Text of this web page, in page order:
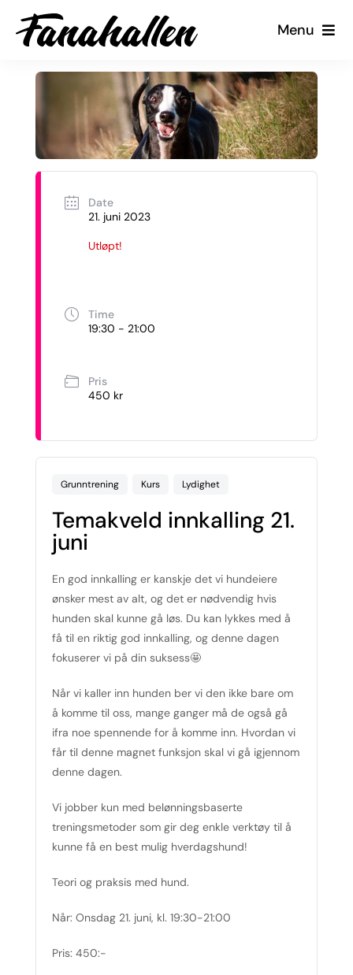
Skip
Menu
Tjenester
Arrangementer
Kalender
Kontakt oss
Date
21. juni 2023
Utløpt!
Time
19:30 - 21:00
Pris
450 kr
Grunntrening Kurs Lydighet
Temakveld innkalling 21.
juni
En god innkalling er kanskje det vi hundeiere
ønsker mest av alt, og det er nødvendig hvis
hunden skal kunne gå løs. Du kan lykkes med å
få til en riktig god innkalling, og denne dagen
fokuserer vi på din suksess🤩
Når vi kaller inn hunden ber vi den ikke bare om
å komme til oss, mange ganger må de også gå
ifra noe spennende for å komme inn. Hvordan vi
får til denne magnet funksjon skal vi gå igjennom
denne dagen.
Vi jobber kun med belønningsbaserte
treningsmetoder som gir deg enkle verktøy til å
kunne få en best mulig hverdagshund!
Teori og praksis med hund.
Når: Onsdag 21. juni, kl. 19:30-21:00
Pris: 450:-